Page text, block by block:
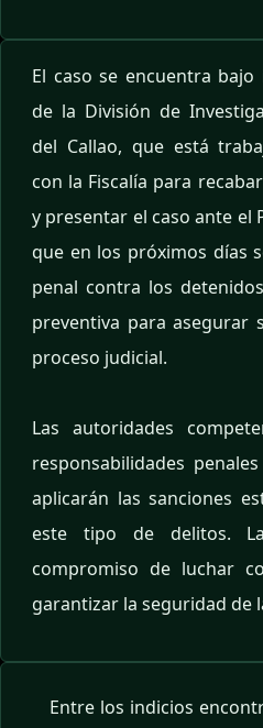
El caso se encuentra
de la División de
del Callao, que está
con la Fiscalía para
y presentar el caso ante el
que en los próximos días
penal contra los
preventiva para asegurar
proceso judicial.
Las autoridades
responsabilidades
aplicarán las sanciones
este tipo de delitos.
compromiso de luchar
garantizar la seguridad de
Entre los indicios